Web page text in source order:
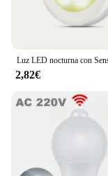
2,82€